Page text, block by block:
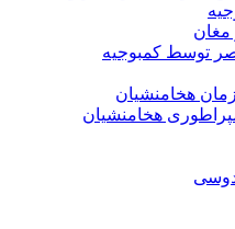
مغان
توسط کمبوجیه
هخامنشیان
هخامنشیان